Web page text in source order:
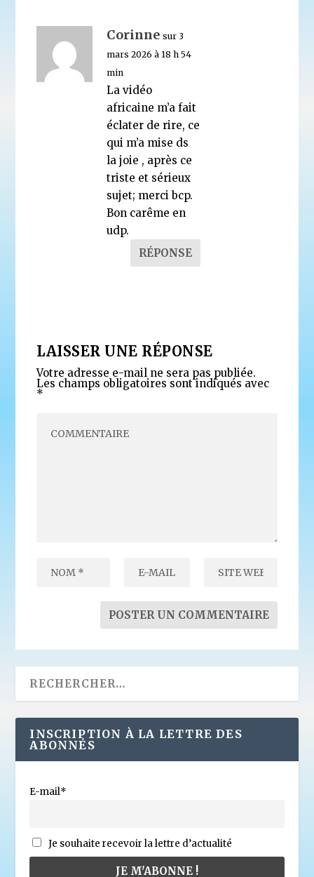
Corinne sur 3
mars 2026 à 18 h 54
min
La vidéo
africaine m’a fait
éclater de rire, ce
qui m’a mise ds
la joie , après ce
triste et sérieux
sujet; merci bcp.
Bon carême en
udp.
RÉPONSE
LAISSER UNE RÉPONSE
Votre adresse e-mail ne sera pas publiée.
Les champs obligatoires sont indiqués avec
*
INSCRIPTION À LA LETTRE DES
ABONNÉS
E-mail*
Je souhaite recevoir la lettre d’actualité